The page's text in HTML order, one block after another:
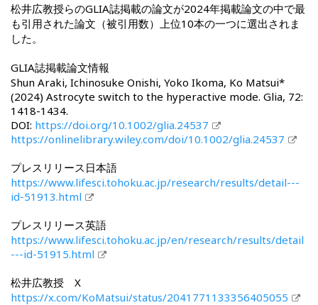
松井広教授らのGLIA誌掲載の論文が2024年掲載論文の中で最
も引用された論文（被引用数）上位10本の一つに選出されま
した。
GLIA誌掲載論文情報
Shun Araki, Ichinosuke Onishi, Yoko Ikoma, Ko Matsui*
(2024) Astrocyte switch to the hyperactive mode. Glia, 72:
1418-1434.
DOI: https://doi.org/10.1002/glia.24537
https://onlinelibrary.wiley.com/doi/10.1002/glia.24537
プレスリリース日本語
https://www.lifesci.tohoku.ac.jp/research/results/detail---
id-51913.html
プレスリリース英語
https://www.lifesci.tohoku.ac.jp/en/research/results/detail
---id-51915.html
松井広教授 X
https://x.com/KoMatsui/status/2041771133356405055